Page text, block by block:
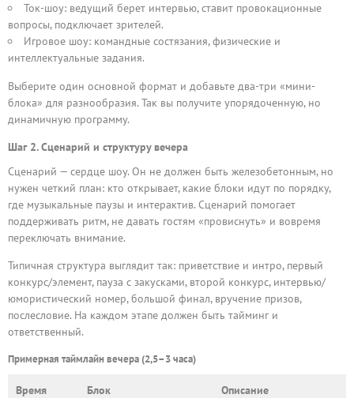
Ток-шоу: ведущий берет интервью, ставит провокационные
вопросы, подключает зрителей.
Игровое шоу: командные состязания, физические и
интеллектуальные задания.
Выберите один основной формат и добавьте два-три «мини-
блока» для разнообразия. Так вы получите упорядоченную, но
динамичную программу.
Шаг 2. Сценарий и структуру вечера
Сценарий — сердце шоу. Он не должен быть железобетонным, но
нужен четкий план: кто открывает, какие блоки идут по порядку,
где музыкальные паузы и интерактив. Сценарий помогает
поддерживать ритм, не давать гостям «провиснуть» и вовремя
переключать внимание.
Типичная структура выглядит так: приветствие и интро, первый
конкурс/элемент, пауза с закусками, второй конкурс, интервью/
юмористический номер, большой финал, вручение призов,
послесловие. На каждом этапе должен быть тайминг и
ответственный.
Примерная таймлайн вечера (2,5–3 часа)
Время Блок Описание